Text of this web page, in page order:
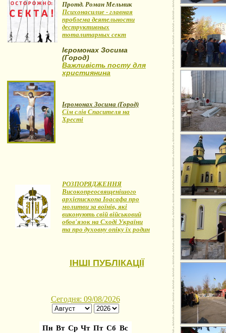
Протд. Роман Мельник
Психонасилие - главная
проблема деятельности
деструктивных
тоталитарных сект
Ієромонах Зосима
(Город)
Важливість посту для
християнина
Ієромонах Зосима (Город)
Сім слів Спасителя на
Хресті
РОЗПОРЯДЖЕННЯ
Високопреосвященішого
архієпископа Іоасафа про
молитви за воїнів, які
виконують свій військовий
обов'язок на Сході України
та про духовну опіку їх родин
ІНШІ ПУБЛІКАЦІЇ